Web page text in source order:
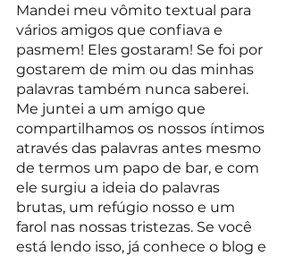
Mandei meu vômito textual para
vários amigos que confiava e
pasmem! Eles gostaram! Se foi por
gostarem de mim ou das minhas
palavras também nunca saberei.
Me juntei a um amigo que
compartilhamos os nossos íntimos
através das palavras antes mesmo
de termos um papo de bar, e com
ele surgiu a ideia do palavras
brutas, um refúgio nosso e um
farol nas nossas tristezas. Se você
está lendo isso, já conhece o blog e